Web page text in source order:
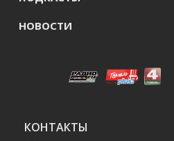
НОВОСТИ
КОНТАКТЫ